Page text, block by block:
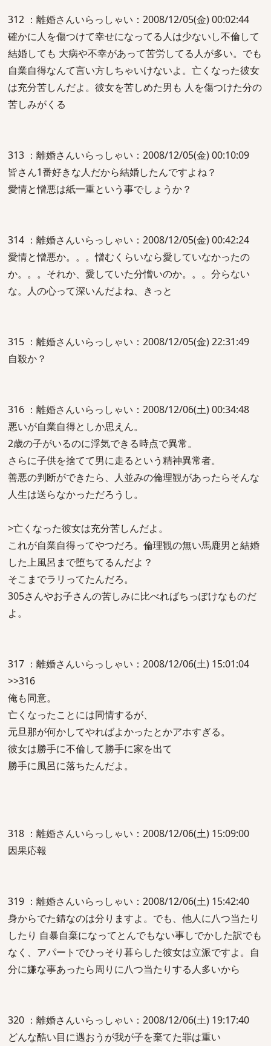
312 ：離婚さんいらっしゃい：2008/12/05(金) 00:02:44
確かに人を傷つけて幸せになってる人は少ないし不倫して
結婚しても 大病や不幸があって苦労してる人が多い。でも
自業自得なんて言い方しちゃいけないよ。亡くなった彼女
は充分苦しんだよ。彼女を苦しめた男も 人を傷つけた分の
苦しみがくる
313 ：離婚さんいらっしゃい：2008/12/05(金) 00:10:09
皆さん1番好きな人だから結婚したんですよね？
愛情と憎悪は紙一重という事でしょうか？
314 ：離婚さんいらっしゃい：2008/12/05(金) 00:42:24
愛情と憎悪か。。。憎むくらいなら愛していなかったの
か。。。それか、愛していた分憎いのか。。。分らない
な。人の心って深いんだよね、きっと
315 ：離婚さんいらっしゃい：2008/12/05(金) 22:31:49
自殺か？
316 ：離婚さんいらっしゃい：2008/12/06(土) 00:34:48
悪いが自業自得としか思えん。
2歳の子がいるのに浮気できる時点で異常。
さらに子供を捨てて男に走るという精神異常者。
善悪の判断ができたら、人並みの倫理観があったらそんな
人生は送らなかっただろうし。
>亡くなった彼女は充分苦しんだよ。
これが自業自得ってやつだろ。倫理観の無い馬鹿男と結婚
した上風呂まで堕ちてるんだよ？
そこまでラリってたんだろ。
305さんやお子さんの苦しみに比べればちっぽけなものだ
よ。
317 ：離婚さんいらっしゃい：2008/12/06(土) 15:01:04
>>316
俺も同意。
亡くなったことには同情するが、
元旦那が何かしてやればよかったとかアホすぎる。
彼女は勝手に不倫して勝手に家を出て
勝手に風呂に落ちたんだよ。
318 ：離婚さんいらっしゃい：2008/12/06(土) 15:09:00
因果応報
319 ：離婚さんいらっしゃい：2008/12/06(土) 15:42:40
身からでた錆なのは分りますよ。でも、他人に八つ当たり
したり 自暴自棄になってとんでもない事しでかした訳でも
なく、アパートでひっそり暮らした彼女は立派ですよ。自
分に嫌な事あったら周りに八つ当たりする人多いから
320 ：離婚さんいらっしゃい：2008/12/06(土) 19:17:40
どんな酷い目に遇おうが我が子を棄てた罪は重い